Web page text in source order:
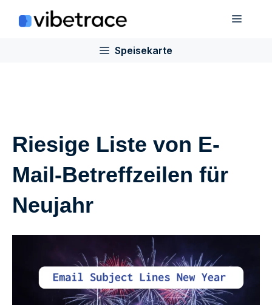
Inhalt
Speisekarte
Riesige Liste von E-
Mail-Betreffzeilen für
Neujahr